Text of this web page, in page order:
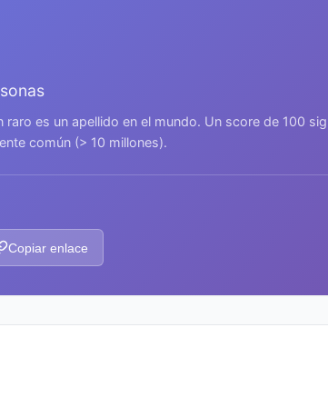
raro es un apellido en el mundo. Un score de 100
común (> 10 millones).
Copiar enlace